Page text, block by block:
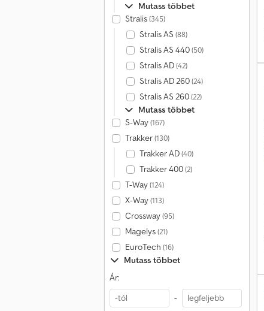
Mutass többet
Stralis(345)
Stralis AS (88)
Stralis AS 440(50)
Stralis AD(42)
Stralis AD 260(24)
Stralis AS 260(22)
Mutass többet
S-Way(167)
Trakker(130)
Trakker AD(40)
Trakker 400(2)
T-Way(124)
X-Way(113)
Crossway(95)
Magelys(21)
EuroTech (16)
Mutass többet
Ár:
-